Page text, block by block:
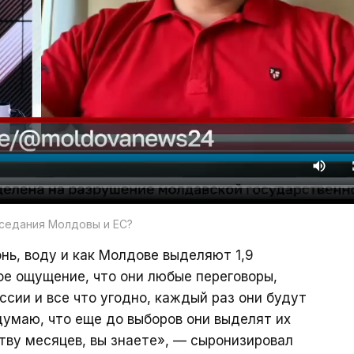
Молдовы и ЕС?
воду и как Молдове выделяют 1,9
ощущение, что они любые переговоры,
и все что угодно, каждый раз они будут
что еще до выборов они выделят их
месяцев, вы знаете», — сыронизировал